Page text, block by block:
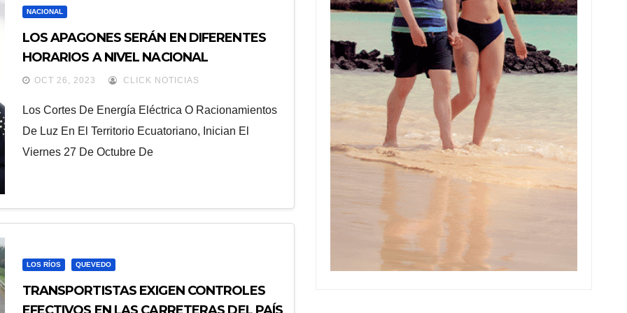
NACIONAL
LOS APAGONES SERÁN EN DIFERENTES
HORARIOS A NIVEL NACIONAL
OCT 26, 2023 CLICK NOTICIAS
Los Cortes De Energía Eléctrica O Racionamientos
De Luz En El Territorio Ecuatoriano, Inician El
Viernes 27 De Octubre De
LOS RÍOS QUEVEDO
TRANSPORTISTAS EXIGEN CONTROLES